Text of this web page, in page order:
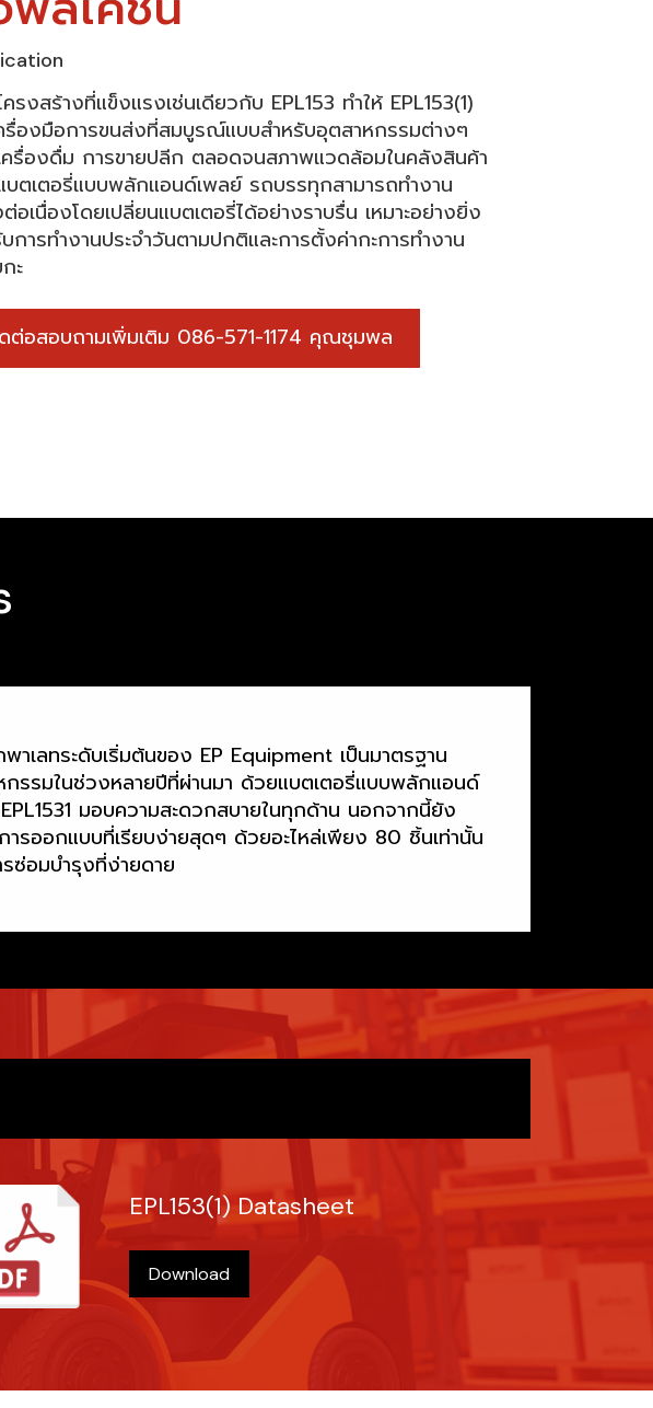
รงสร้างที่แข็งแรงเช่นเดียวกับ EPL153 ทำให้ EPL153(1)
รื่องมือการขนส่งที่สมบูรณ์แบบสำหรับอุตสาหกรรมต่างๆ
ครื่องดื่ม การขายปลีก ตลอดจนสภาพแวดล้อมในคลังสินค้า
ตเตอรี่แบบพลักแอนด์เพลย์ รถบรรทุกสามารถทำงาน
อเนื่องโดยเปลี่ยนแบตเตอรี่ได้อย่างราบรื่น เหมาะอย่างยิ่ง
การทำงานประจำวันตามปกติและการตั้งค่ากะการทำงาน
ะ
ต่อสอบถามเพิ่มเติม 086-571-1174 คุณชุมพล
าเลทระดับเริ่มต้นของ EP Equipment เป็นมาตรฐาน
กรรมในช่วงหลายปีที่ผ่านมา ด้วยแบตเตอรี่แบบพลักแอนด์
มอบความสะดวกสบายในทุกด้าน นอกจากนี้ยัง
ารออกแบบที่เรียบง่ายสุดๆ ด้วยอะไหล่เพียง 80 ชิ้นเท่านั้น
ซ่อมบำรุงที่ง่ายดาย
EPL153(1) Datasheet
Download